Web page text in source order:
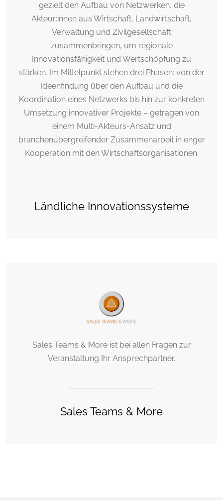
gezielt den Aufbau von Netzwerken, die
Akteur:innen aus Wirtschaft, Landwirtschaft,
Verwaltung und Zivilgesellschaft
zusammenbringen, um regionale
Innovationsfähigkeit und Wertschöpfung zu
stärken. Im Mittelpunkt stehen drei Phasen: von der
Ideenfindung über den Aufbau und die
Koordination eines Netzwerks bis hin zur konkreten
Umsetzung innovativer Projekte – getragen von
einem Multi-Akteurs-Ansatz und
branchenübergreifender Zusammenarbeit in enger
Kooperation mit den Wirtschaftsorganisationen.
Ländliche Innovationssysteme
Sales Teams & More ist bei allen Fragen zur
Veranstaltung Ihr Ansprechpartner.
Sales Teams & More